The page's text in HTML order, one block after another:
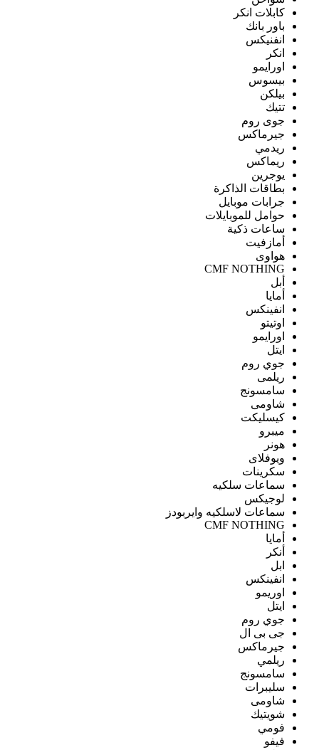
كابلات انكر
باور بانك
انفنيكس
انكر
اورايمو
بيسوس
بيلكن
تتيك
جوى روم
جيرماكس
ريدمي
ريماكس
يوجرين
بطاقات الذاكرة
جرابات موبايل
حوامل للموبايلات
ساعات ذكية
أمازفيت
هواوى
CMF NOTHING
أبل
أمايا
انفينكس
اوتيتو
اورايمو
ايتل
جوي روم
ريلمى
سامسونج
شاومى
كيسليكت
ميبرو
هونر
ويوفلاى
سكرينات
سماعات سلكيه
لوجيكس
سماعات لاسلكيه وايربودز
CMF NOTHING
أمايا
أنكر
ابل
انفينكس
اوريمو
ايتل
جوي روم
جى بى ال
جيرماكس
ريلمي
سامسونج
سليبرات
شاومى
شويتيك
فومي
فيفو